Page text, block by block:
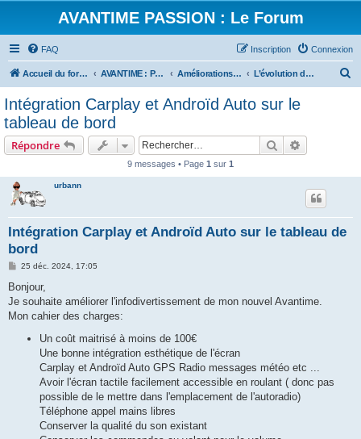
AVANTIME PASSION : Le Forum
FAQ Connexion
Inscription
Accueil du forum AVANTIME : Parlons Technique Améliorations, Tuning ... L’évolution de son Électronique embarquées
Intégration Carplay et Androïd Auto sur le
tableau de bord
Répondre Rechercher
9 messages • Page 1 sur 1
urbann
Intégration Carplay et Androïd Auto sur le tableau de
bord
M
s
a
g
25 déc. 2024, 17:05
Bonjour,
Je souhaite améliorer l'infodivertissement de mon nouvel Avantime.
Mon cahier des charges:
Un coût maitrisé à moins de 100€
Une bonne intégration esthétique de l'écran
Carplay et Androïd Auto GPS Radio messages météo etc ...
Avoir l'écran tactile facilement accessible en roulant ( donc pas
possible de le mettre dans l'emplacement de l'autoradio)
Téléphone appel mains libres
Conserver la qualité du son existant